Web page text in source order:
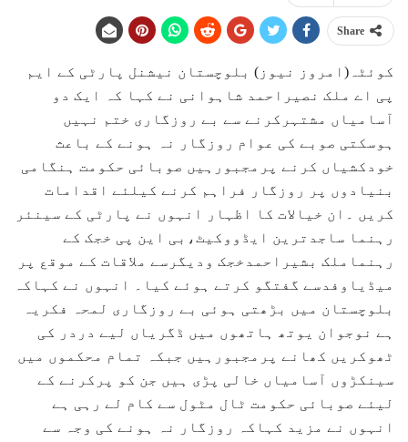
Share
کوئٹہ(امروز نیوز) بلوچستان نیشنل پارٹی کے ایم
پی اے ملک نصیراحمد شاہوانی نے کہا کہ ایک دو
آسامیاں مشتہرکرنے سے بے روزگاری ختم نہیں
ہوسکتی صوبے کی عوام روزگار نہ ہونے کے باعث
خودکشیاں کرنے پرمجبورہیں صوبائی حکومت ہنگامی
بنیادوں پر روزگار فراہم کرنے کیلئے اقدامات
کریں ۔ان خیالات کا اظہار انہوں نے پارٹی کے سینئر
رہنما ساجدترین ایڈووکیٹ،بی این پی خجک کے
رہنماملک بشیراحمدخجک ودیگرسے ملاقات کے موقع پر
میڈیاوفدسے گفتگو کرتے ہوئے کیا۔ انہوں نے کہاکہ
بلوچستان میں بڑھتی ہوئی بے روزگاری لمحہ فکریہ
ہے نوجوان یوتھ ہاتھوں میں ڈگریاں لیے دردر کی
ٹھوکریں کھانے پرمجبورہیں جبکہ تمام محکموں میں
سینکڑوں آسامیاں خالی پڑی ہیں جن کو پرکرنے کے
لیئے صوبائی حکومت ٹال مٹول سے کام لے رہی ہے
انہوں نے مزید کہاکہ روزگار نہ ہونے کی وجہ سے